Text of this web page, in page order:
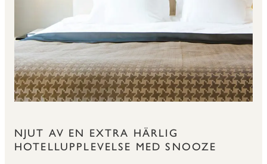
NJUT AV EN EXTRA HÄRLIG
HOTELLUPPLEVELSE MED SNOOZE